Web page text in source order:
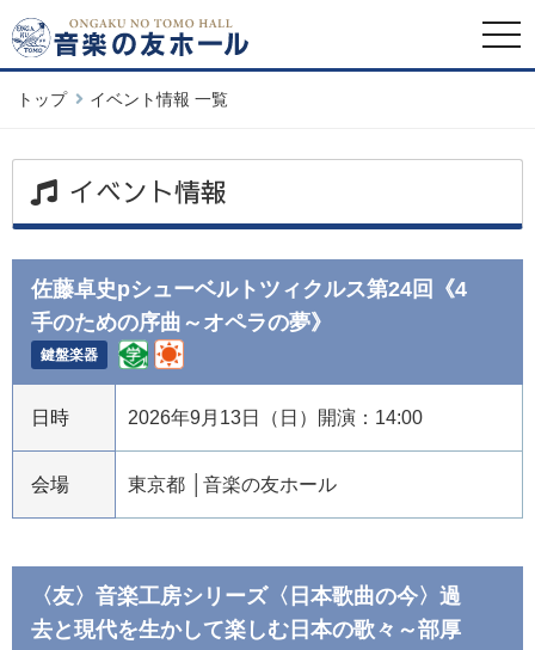
トップ イベント情報 一覧
イベント情報
佐藤卓史pシューベルトツィクルス第24回《4
手のための序曲～オペラの夢》
鍵盤楽器
日時 2026年9月13日（日）開演：14:00
会場 東京都 音楽の友ホール
〈友〉音楽工房シリーズ〈日本歌曲の今〉過
去と現代を生かして楽しむ日本の歌々～部厚